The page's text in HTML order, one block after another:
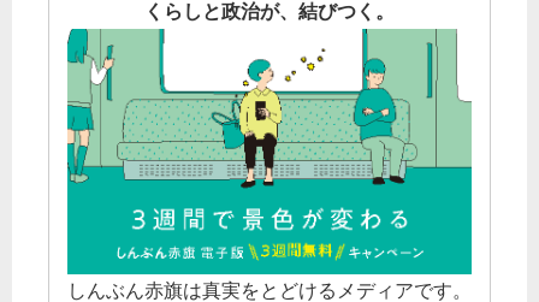
くらしと政治が、結びつく。
しんぶん赤旗は真実をとどけるメディアです。